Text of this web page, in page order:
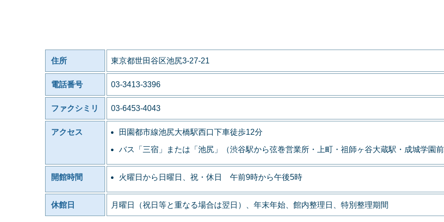
住所 東京都世田谷区池尻3-27-21
電話番号 03-3413-3396
ファクシミリ 03-6453-4043
アクセス 田園都市線池尻大橋駅西口下車徒歩12分
バス「三宿」または「池尻」（渋谷駅から弦巻営業所・上町・祖師ヶ谷大蔵駅・成城学園
開館時間 火曜日から日曜日、祝・休日 午前9時から午後5時
休館日 月曜日（祝日等と重なる場合は翌日）、年末年始、館内整理日、特別整理期間